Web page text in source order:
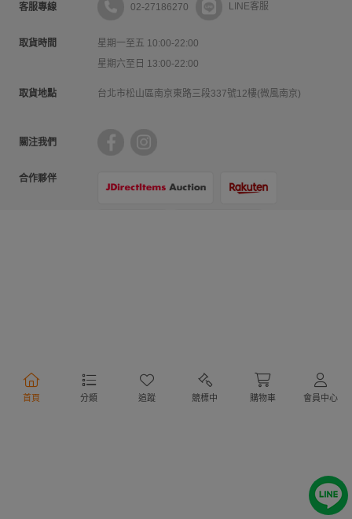
首頁 分類 追蹤 競標中 購物車 會員中心
客服專線 02-27186270 LINE客服
取貨時間
星期一至五 10:00-22:00
星期六至日 13:00-22:00
取貨地點 台北市松山區南京東路三段337號12樓(微風南京)
關注我們
合作夥伴